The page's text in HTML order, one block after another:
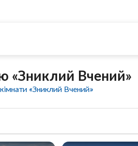
«Зниклий Вчений»
«Зниклий Вчений»